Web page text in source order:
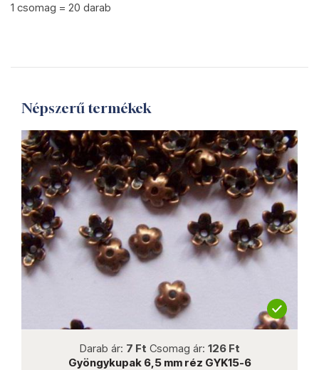
1 csomag = 20 darab
Népszerű termékek
Darab ár: 7 Ft Csomag ár: 126 Ft
Gyöngykupak 6,5 mm réz GYK15-6